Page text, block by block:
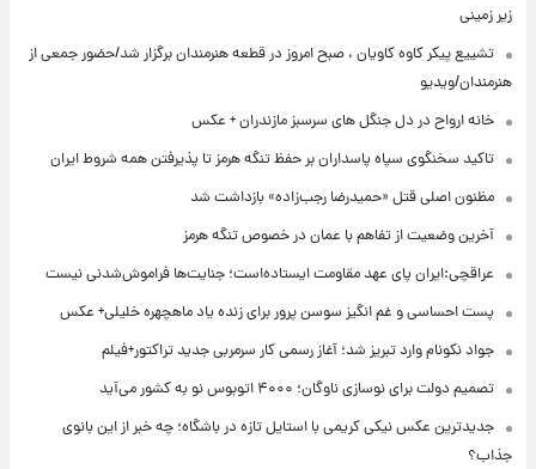
زیر زمینی
تشییع پیکر کاوه کاویان ، صبح امروز در قطعه هنرمندان برگزار شد/حضور جمعی از
هنرمندان/ویدیو
خانه ارواح در دل جنگل های سرسبز مازندران + عکس
تاکید سخنگوی سپاه پاسداران بر حفظ تنگه هرمز تا پذیرفتن همه شروط ایران
مظنون اصلی قتل «حمیدرضا رجب‌زاده» بازداشت شد
آخرین وضعیت از تفاهم با عمان در خصوص تنگه هرمز
عراقچی:ایران پای عهد مقاومت ایستاده‌است؛ جنایت‌ها فراموش‌شدنی نیست
پست احساسی و غم انگیز سوسن پرور برای زنده یاد ماهچهره خلیلی+ عکس
جواد نکونام وارد تبریز شد؛ آغاز رسمی کار سرمربی جدید تراکتور+فیلم
تصمیم دولت برای نوسازی ناوگان؛ ۴۰۰۰ اتوبوس نو به کشور می‌آید
جدیدترین عکس نیکی کریمی با استایل تازه در باشگاه؛ چه خبر از این بانوی
جذاب؟